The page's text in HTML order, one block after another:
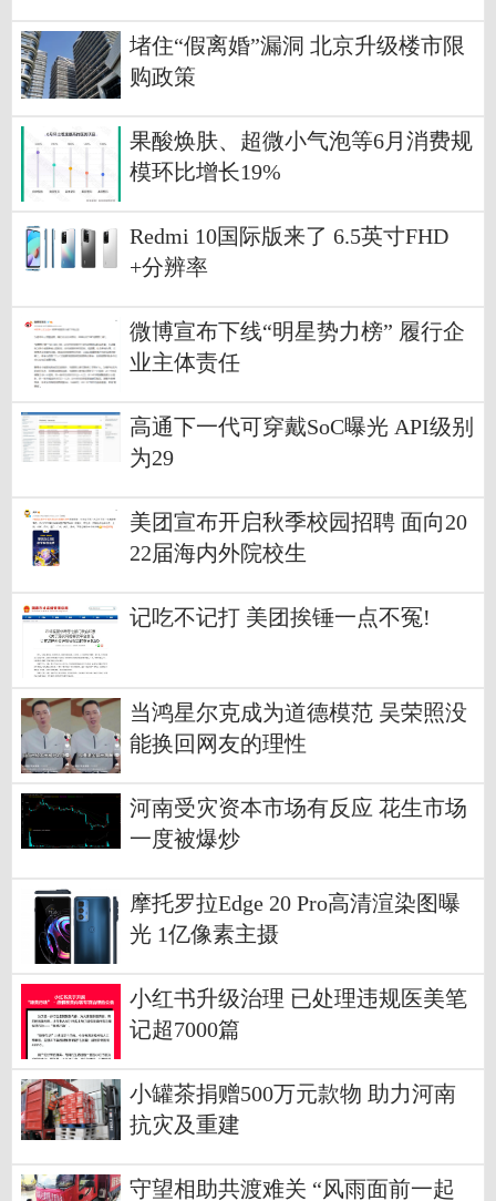
堵住“假离婚”漏洞 北京升级楼市限
购政策
果酸焕肤、超微小气泡等6月消费规
模环比增长19%
Redmi 10国际版来了 6.5英寸FHD
+分辨率
微博宣布下线“明星势力榜” 履行企
业主体责任
高通下一代可穿戴SoC曝光 API级别
为29
美团宣布开启秋季校园招聘 面向20
22届海内外院校生
记吃不记打 美团挨锤一点不冤!
当鸿星尔克成为道德模范 吴荣照没
能换回网友的理性
河南受灾资本市场有反应 花生市场
一度被爆炒
摩托罗拉Edge 20 Pro高清渲染图曝
光 1亿像素主摄
小红书升级治理 已处理违规医美笔
记超7000篇
小罐茶捐赠500万元款物 助力河南
抗灾及重建
守望相助共渡难关 “风雨面前一起